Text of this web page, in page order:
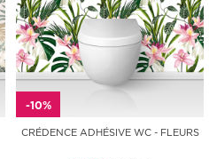
-10%
CRÉDENCE ADHÉSIVE WC - FLEURS